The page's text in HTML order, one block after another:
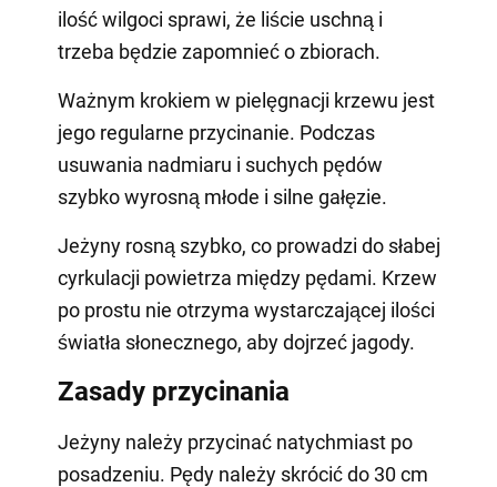
ilość wilgoci sprawi, że liście uschną i
trzeba będzie zapomnieć o zbiorach.
Ważnym krokiem w pielęgnacji krzewu jest
jego regularne przycinanie. Podczas
usuwania nadmiaru i suchych pędów
szybko wyrosną młode i silne gałęzie.
Jeżyny rosną szybko, co prowadzi do słabej
cyrkulacji powietrza między pędami. Krzew
po prostu nie otrzyma wystarczającej ilości
światła słonecznego, aby dojrzeć jagody.
Zasady przycinania
Jeżyny należy przycinać natychmiast po
posadzeniu. Pędy należy skrócić do 30 cm